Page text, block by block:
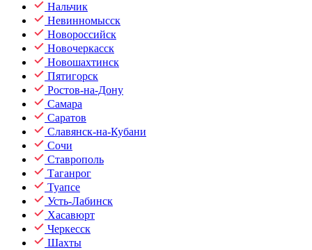
Нальчик
Невинномысск
Новороссийск
Новочеркасск
Новошахтинск
Пятигорск
Ростов-на-Дону
Самара
Саратов
Славянск-на-Кубани
Сочи
Ставрополь
Таганрог
Туапсе
Усть-Лабинск
Хасавюрт
Черкесск
Шахты